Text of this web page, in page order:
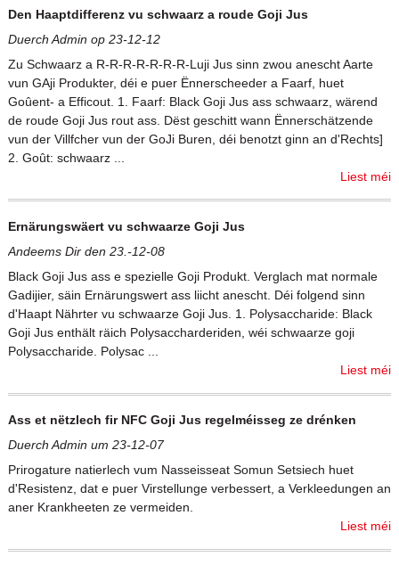
Den Haaptdifferenz vu schwaarz a roude Goji Jus
Duerch Admin op 23-12-12
Zu Schwaarz a R-R-R-R-R-R-R-Luji Jus sinn zwou anescht Aarte
vun GAji Produkter, déi e puer Ënnerscheeder a Faarf, huet
Goûent- a Efficout. 1. Faarf: Black Goji Jus ass schwaarz, wärend
de roude Goji Jus rout ass. Dëst geschitt wann Ënnerschätzende
vun der Villfcher vun der GoJi Buren, déi benotzt ginn an d'Rechts]
2. Goût: schwaarz ...
Liest méi
Ernärungswäert vu schwaarze Goji Jus
Andeems Dir den 23.-12-08
Black Goji Jus ass e spezielle Goji Produkt. Verglach mat normale
Gadijier, säin Ernärungswert ass liicht anescht. Déi folgend sinn
d'Haapt Nährter vu schwaarze Goji Jus. 1. Polysaccharide: Black
Goji Jus enthält räich Polysaccharderiden, wéi schwaarze goji
Polysaccharide. Polysac ...
Liest méi
Ass et nëtzlech fir NFC Goji Jus regelméisseg ze drénken
Duerch Admin um 23-12-07
Prirogature natierlech vum Nasseisseat Somun Setsiech huet
d'Resistenz, dat e puer Virstellunge verbessert, a Verkleedungen an
aner Krankheeten ze vermeiden.
Liest méi